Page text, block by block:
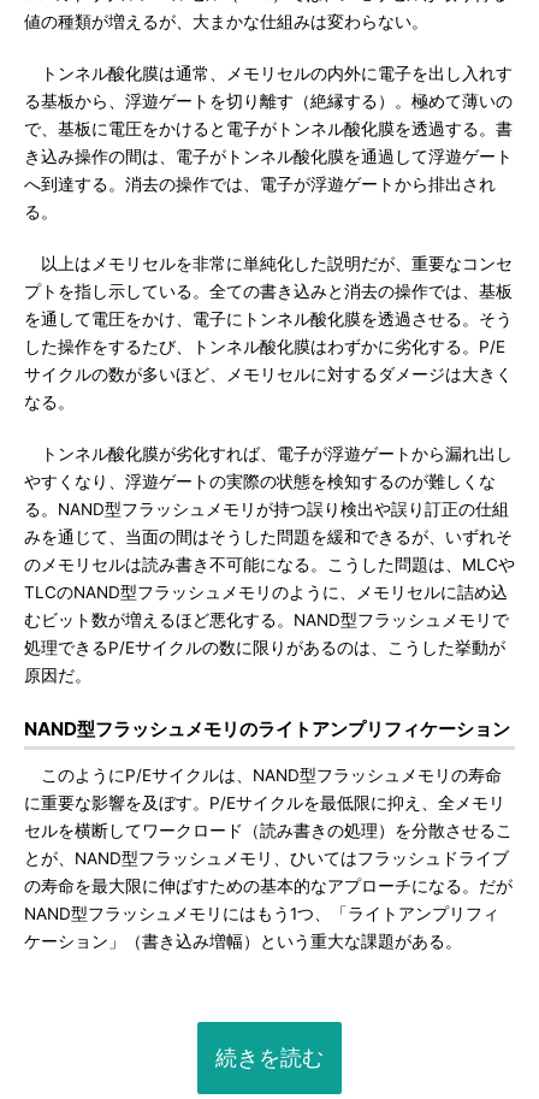
値の種類が増えるが、大まかな仕組みは変わらない。
トンネル酸化膜は通常、メモリセルの内外に電子を出し入れす
る基板から、浮遊ゲートを切り離す（絶縁する）。極めて薄いの
で、基板に電圧をかけると電子がトンネル酸化膜を透過する。書
き込み操作の間は、電子がトンネル酸化膜を通過して浮遊ゲート
へ到達する。消去の操作では、電子が浮遊ゲートから排出され
る。
以上はメモリセルを非常に単純化した説明だが、重要なコンセ
プトを指し示している。全ての書き込みと消去の操作では、基板
を通して電圧をかけ、電子にトンネル酸化膜を透過させる。そう
した操作をするたび、トンネル酸化膜はわずかに劣化する。P/E
サイクルの数が多いほど、メモリセルに対するダメージは大きく
なる。
トンネル酸化膜が劣化すれば、電子が浮遊ゲートから漏れ出し
やすくなり、浮遊ゲートの実際の状態を検知するのが難しくな
る。NAND型フラッシュメモリが持つ誤り検出や誤り訂正の仕組
みを通じて、当面の間はそうした問題を緩和できるが、いずれそ
のメモリセルは読み書き不可能になる。こうした問題は、MLCや
TLCのNAND型フラッシュメモリのように、メモリセルに詰め込
むビット数が増えるほど悪化する。NAND型フラッシュメモリで
処理できるP/Eサイクルの数に限りがあるのは、こうした挙動が
原因だ。
NAND型フラッシュメモリのライトアンプリフィケーション
このようにP/Eサイクルは、NAND型フラッシュメモリの寿命
に重要な影響を及ぼす。P/Eサイクルを最低限に抑え、全メモリ
セルを横断してワークロード（読み書きの処理）を分散させるこ
とが、NAND型フラッシュメモリ、ひいてはフラッシュドライブ
の寿命を最大限に伸ばすための基本的なアプローチになる。だが
NAND型フラッシュメモリにはもう1つ、「ライトアンプリフィ
ケーション」（書き込み増幅）という重大な課題がある。
続きを読む